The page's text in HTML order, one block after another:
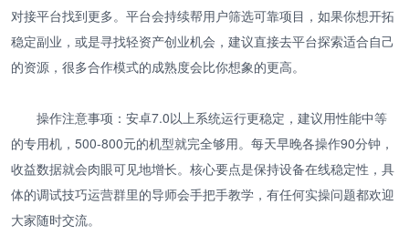
对接平台找到更多。平台会持续帮用户筛选可靠项目，如果你想开拓
稳定副业，或是寻找轻资产创业机会，建议直接去平台探索适合自己
的资源，很多合作模式的成熟度会比你想象的更高。
操作注意事项：安卓7.0以上系统运行更稳定，建议用性能中等
的专用机，500-800元的机型就完全够用。每天早晚各操作90分钟，
收益数据就会肉眼可见地增长。核心要点是保持设备在线稳定性，具
体的调试技巧运营群里的导师会手把手教学，有任何实操问题都欢迎
大家随时交流。